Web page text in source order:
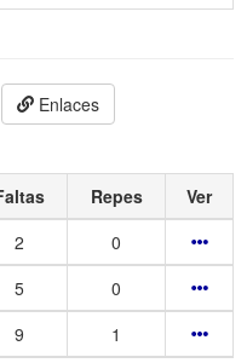
Enlaces
Repes
Ver
2
0
5
0
9 1